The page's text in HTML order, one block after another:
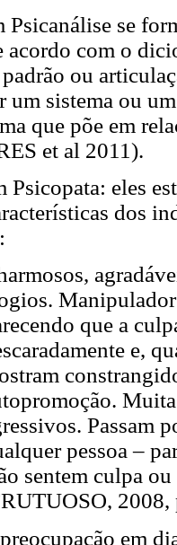
Psicanálise se
acordo com o
ou
um sistema ou
que põe em
et al 2011).
Psicopata: eles
dos
que a
e,
Passam
pessoa –
sentem culpa
2008,
em